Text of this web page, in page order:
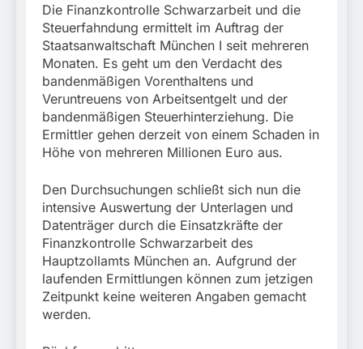
Die Finanzkontrolle Schwarzarbeit und die
Steuerfahndung ermittelt im Auftrag der
Staatsanwaltschaft München I seit mehreren
Monaten. Es geht um den Verdacht des
bandenmäßigen Vorenthaltens und
Veruntreuens von Arbeitsentgelt und der
bandenmäßigen Steuerhinterziehung. Die
Ermittler gehen derzeit von einem Schaden in
Höhe von mehreren Millionen Euro aus.
Den Durchsuchungen schließt sich nun die
intensive Auswertung der Unterlagen und
Datenträger durch die Einsatzkräfte der
Finanzkontrolle Schwarzarbeit des
Hauptzollamts München an. Aufgrund der
laufenden Ermittlungen können zum jetzigen
Zeitpunkt keine weiteren Angaben gemacht
werden.